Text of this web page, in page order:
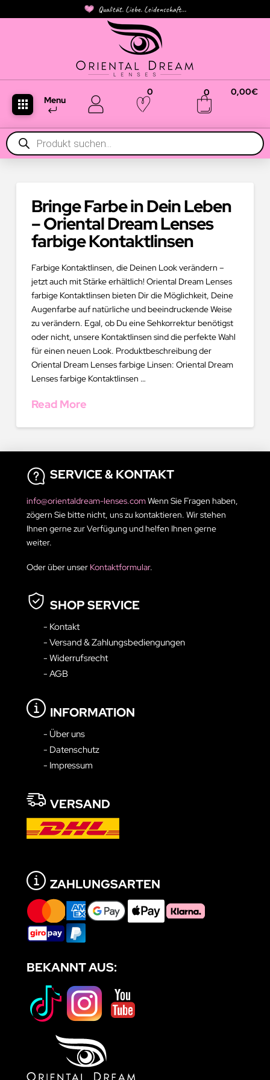
Qualität. Liebe. Leidenschaft...
Menu
0 0 0,00€
Products
search
Bringe Farbe in Dein Leben
– Oriental Dream Lenses
farbige Kontaktlinsen
Farbige Kontaktlinsen, die Deinen Look verändern –
jetzt auch mit Stärke erhältlich! Oriental Dream Lenses
farbige Kontaktlinsen bieten Dir die Möglichkeit, Deine
Augenfarbe auf natürliche und beeindruckende Weise
zu verändern. Egal, ob Du eine Sehkorrektur benötigst
oder nicht, unsere Kontaktlinsen sind die perfekte Wahl
für einen neuen Look. Produktbeschreibung der
Oriental Dream Lenses farbige Linsen: Oriental Dream
Lenses farbige Kontaktlinsen …
Read More
SERVICE & KONTAKT
info@orientaldream-lenses.comWenn Sie Fragen haben,
zögern Sie bitte nicht, uns zu kontaktieren. Wir stehen
Ihnen gerne zur Verfügung und helfen Ihnen gerne
weiter.
Oder über unser Kontaktformular.
SHOP SERVICE
- Kontakt
- Versand & Zahlungsbediengungen
- Widerrufsrecht
- AGB
INFORMATION
- Über uns
- Datenschutz
- Impressum
VERSAND
ZAHLUNGSARTEN
BEKANNT AUS: